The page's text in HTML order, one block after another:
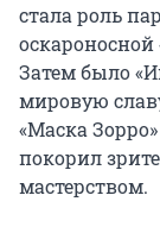
стала роль
оскароносной
Затем было
мировую
«Маска Зорро»
покорил
мастерством.